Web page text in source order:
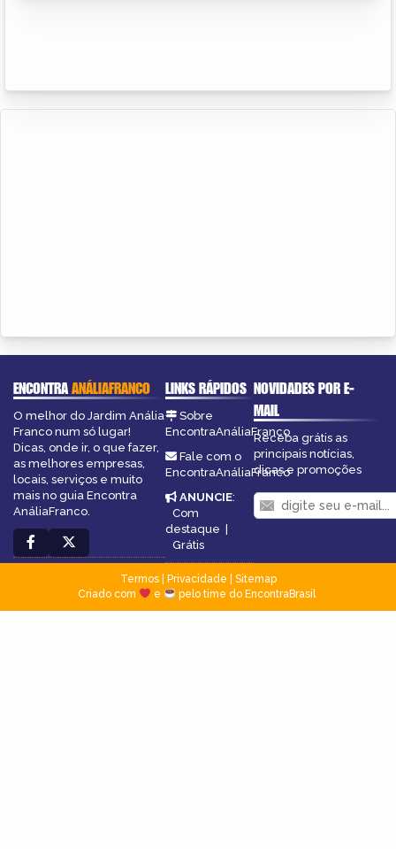
ENCONTRAANÁLIAFRANCO
O melhor do Jardim Anália
Franco num só lugar!
Dicas, onde ir, o que fazer,
as melhores empresas,
locais, serviços e muito
mais no guia Encontra
AnáliaFranco.
LINKS RÁPIDOS
Sobre
EncontraAnáliaFranco
Fale com o
EncontraAnáliaFranco
ANUNCIE:
Com
destaque |
Grátis
NOVIDADES POR E-
MAIL
Receba grátis as
principais notícias,
dicas e promoções
Termos| Privacidade
Sitemap
Criado com
e pelo time do EncontraBrasil